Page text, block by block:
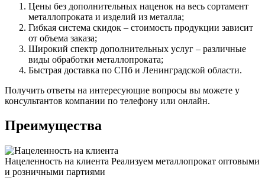
Цены без дополнительных наценок на весь сортамент
металлопроката и изделий из металла;
Гибкая система скидок – стоимость продукции зависит
от объема заказа;
Широкий спектр дополнительных услуг – различные
виды обработки металлопроката;
Быстрая доставка по СПб и Ленинградской области.
Получить ответы на интересующие вопросы вы можете у
консультантов компании по телефону или онлайн.
Преимущества
Нацеленность на клиента Реализуем металлопрокат оптовыми
и розничными партиями